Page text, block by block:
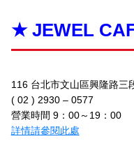
★ JEWEL
116 台北市文山區興隆路三
( 02 ) 2930 – 0577
營業時間 9：00～19：00
詳情請參閱此處